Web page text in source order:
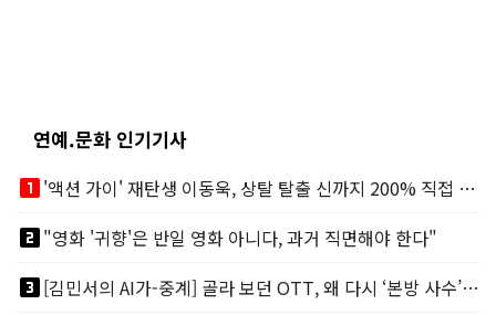
연예.문화 인기기사
looks_one
'액션 가이' 재탄생 이동욱, 상탈 탈출 신까지 200% 직접 소화
looks_two"영화 '귀향'은 반일 영화 아니다, 과거 직면해야 한다"
looks_3
[김민서의 AI가-중계] 골라 보던 OTT, 왜 다시 ‘본방 사수’를 부르나